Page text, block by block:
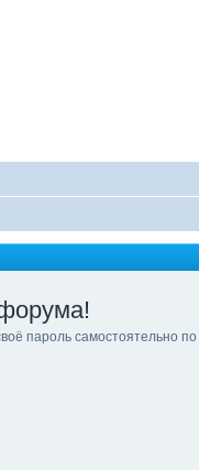
пароль самостоятельно по